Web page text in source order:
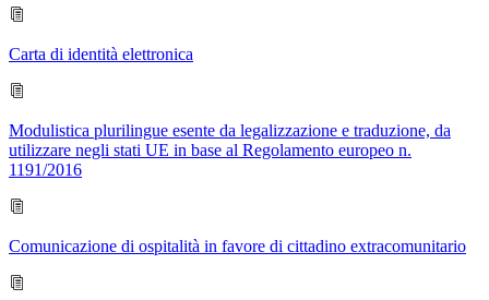
Carta di identità elettronica
Modulistica plurilingue esente da legalizzazione e traduzione, da
utilizzare negli stati UE in base al Regolamento europeo n.
1191/2016
Comunicazione di ospitalità in favore di cittadino extracomunitario